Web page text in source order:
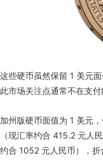
这些硬币虽然保留 1 美元
此市场关注点通常不在支
加州版硬币面值为 1 美元
（现汇率约合 415.2 元人
约合 1052 元人民币），折